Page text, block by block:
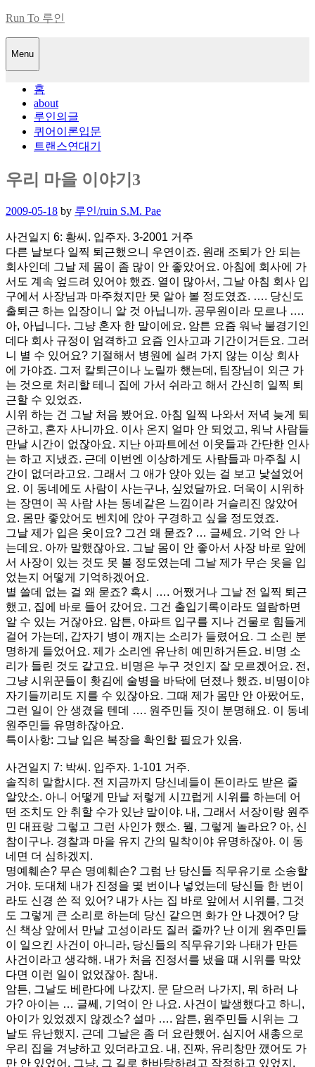
Skip
content
Run To 루인
Menu
홈
about
루인의글
퀴어이론입문
트랜스연대기
우리 마을 이야기3
Posted
2009-05-18 by 루인/ruin S.M. Pae
사건일지 6: 황씨. 입주자. 3-2001 거주
다른 날보다 일찍 퇴근했으니 우연이죠. 원래 조퇴가 안 되는
회사인데 그날 제 몸이 좀 많이 안 좋았어요. 아침에 회사에 가
서도 계속 엎드려 있어야 했죠. 열이 많아서, 그날 아침 회사 입
구에서 사장님과 마주쳤지만 못 알아 볼 정도였죠. …. 당신도
출퇴근 하는 입장이니 알 것 아닙니까. 공무원이라 모르나 ….
아, 아닙니다. 그냥 혼자 한 말이에요. 암튼 요즘 워낙 불경기인
데다 회사 규정이 엄격하고 요즘 인사고과 기간이거든요. 그러
니 별 수 있어요? 기절해서 병원에 실려 가지 않는 이상 회사
에 가야죠. 그저 칼퇴근이나 노릴까 했는데, 팀장님이 외근 가
는 것으로 처리할 테니 집에 가서 쉬라고 해서 간신히 일찍 퇴
근할 수 있었죠.
시위 하는 건 그날 처음 봤어요. 아침 일찍 나와서 저녁 늦게 퇴
근하고, 혼자 사니까요. 이사 온지 얼마 안 되었고, 워낙 사람들
만날 시간이 없잖아요. 지난 아파트에선 이웃들과 간단한 인사
는 하고 지냈죠. 근데 이번엔 이상하게도 사람들과 마주칠 시
간이 없더라고요. 그래서 그 애가 앉아 있는 걸 보고 낯설었어
요. 이 동네에도 사람이 사는구나, 싶었달까요. 더욱이 시위하
는 장면이 꼭 사람 사는 동네같은 느낌이라 거슬리진 않았어
요. 몸만 좋았어도 벤치에 앉아 구경하고 싶을 정도였죠.
그날 제가 입은 옷이요? 그건 왜 묻죠? … 글쎄요. 기억 안 나
는데요. 아까 말했잖아요. 그날 몸이 안 좋아서 사장 바로 앞에
서 사장이 있는 것도 못 볼 정도였는데 그날 제가 무슨 옷을 입
었는지 어떻게 기억하겠어요.
별 쓸데 없는 걸 왜 묻죠? 혹시 …. 어쨌거나 그날 전 일찍 퇴근
했고, 집에 바로 들어 갔어요. 그건 출입기록이라도 열람하면
알 수 있는 거잖아요. 암튼, 아파트 입구를 지나 건물로 힘들게
걸어 가는데, 갑자기 병이 깨지는 소리가 들렸어요. 그 소린 분
명하게 들었어요. 제가 소리엔 유난히 예민하거든요. 비명 소
리가 들린 것도 같고요. 비명은 누구 것인지 잘 모르겠어요. 전,
그냥 시위꾼들이 홧김에 술병을 바닥에 던졌나 했죠. 비명이야
자기들끼리도 지를 수 있잖아요. 그때 제가 몸만 안 아팠어도,
그런 일이 안 생겼을 텐데 …. 원주민들 짓이 분명해요. 이 동네
원주민들 유명하잖아요.
특이사항: 그날 입은 복장을 확인할 필요가 있음.
사건일지 7: 박씨. 입주자. 1-101 거주.
솔직히 말합시다. 전 지금까지 당신네들이 돈이라도 받은 줄
알았소. 아니 어떻게 만날 저렇게 시끄럽게 시위를 하는데 어
떤 조치도 안 취할 수가 있냔 말이야. 내, 그래서 서장이랑 원주
민 대표랑 그렇고 그런 사인가 했소. 뭘, 그렇게 놀라요? 아, 신
참이구나. 경찰과 마을 유지 간의 밀착이야 유명하잖아. 이 동
네면 더 심하겠지.
명예훼손? 무슨 명예훼손? 그럼 난 당신들 직무유기로 소송할
거야. 도대체 내가 진정을 몇 번이나 넣었는데 당신들 한 번이
라도 신경 쓴 적 있어? 내가 사는 집 바로 앞에서 시위를, 그것
도 그렇게 큰 소리로 하는데 당신 같으면 화가 안 나겠어? 당
신 책상 앞에서 만날 고성이라도 질러 줄까? 난 이게 원주민들
이 일으킨 사건이 아니라, 당신들의 직무유기와 나태가 만든
사건이라고 생각해. 내가 처음 진정서를 냈을 때 시위를 막았
다면 이런 일이 없었잖아. 참내.
암튼, 그날도 베란다에 나갔지. 문 닫으러 나가지, 뭐 하러 나
가? 아이는 … 글쎄, 기억이 안 나요. 사건이 발생했다고 하니,
아이가 있었겠지 않겠소? 설마 …. 암튼, 원주민들 시위는 그
날도 유난했지. 근데 그날은 좀 더 요란했어. 심지어 새총으로
우리 집을 겨냥하고 있더라고요. 내, 진짜, 유리창만 깼어도 가
만 안 있었어. 그냥, 그 길로 한바탕하려고 작정하고 있었지.